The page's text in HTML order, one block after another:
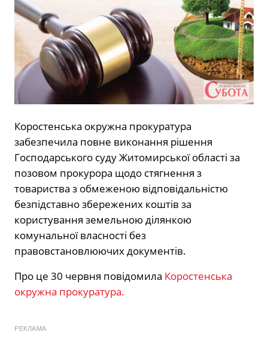
Коростенська окружна прокуратура
забезпечила повне виконання рішення
Господарського суду Житомирської області за
позовом прокурора щодо стягнення з
товариства з обмеженою відповідальністю
безпідставно збережених коштів за
користування земельною ділянкою
комунальної власності без
правовстановлюючих документів.
Про це 30 червня повідомила Коростенська
окружна прокуратура.
РЕКЛАМА